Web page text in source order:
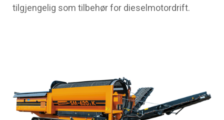
tilgjengelig som tilbehør for dieselmotordrift.